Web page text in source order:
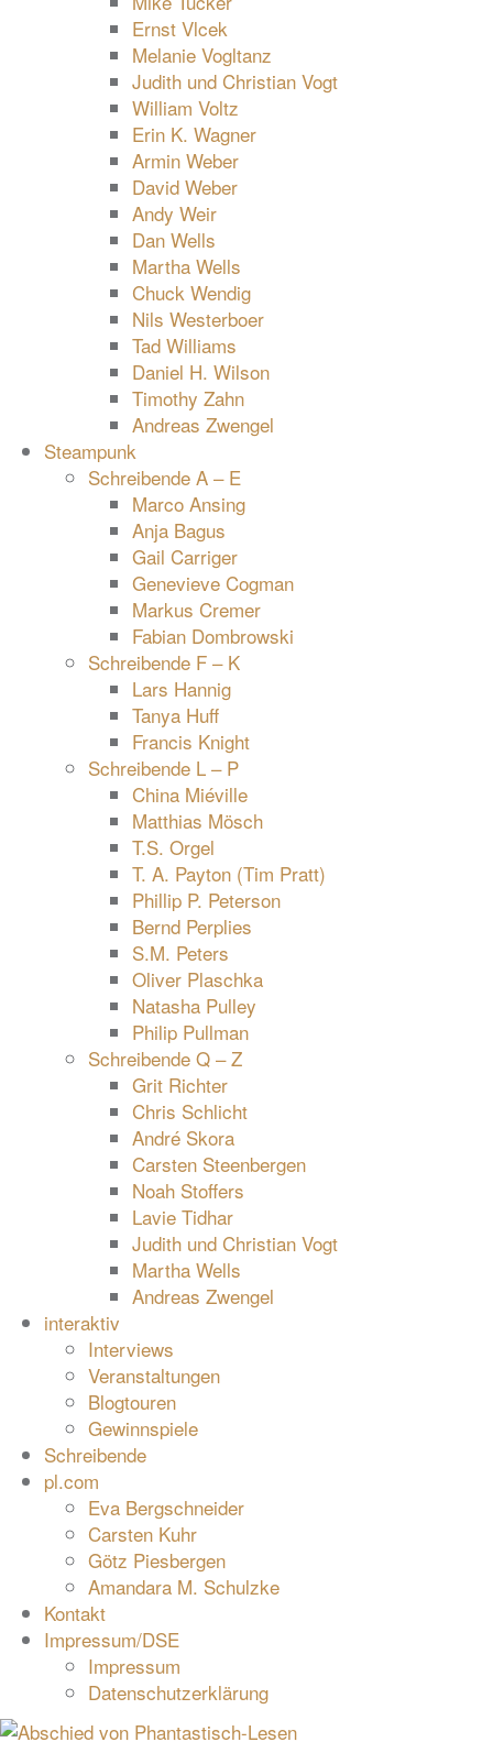
Ernst Vlcek
Melanie Vogltanz
Judith und Christian Vogt
William Voltz
Erin K. Wagner
Armin Weber
David Weber
Andy Weir
Dan Wells
Martha Wells
Chuck Wendig
Nils Westerboer
Tad Williams
Daniel H. Wilson
Timothy Zahn
Andreas Zwengel
Steampunk
Schreibende A – E
Marco Ansing
Anja Bagus
Gail Carriger
Genevieve Cogman
Markus Cremer
Fabian Dombrowski
Schreibende F – K
Lars Hannig
Tanya Huff
Francis Knight
Schreibende L – P
China Miéville
Matthias Mösch
T.S. Orgel
T. A. Payton (Tim Pratt)
Phillip P. Peterson
Bernd Perplies
S.M. Peters
Oliver Plaschka
Natasha Pulley
Philip Pullman
Schreibende Q – Z
Grit Richter
Chris Schlicht
André Skora
Carsten Steenbergen
Noah Stoffers
Lavie Tidhar
Judith und Christian Vogt
Martha Wells
Andreas Zwengel
interaktiv
Interviews
Veranstaltungen
Blogtouren
Gewinnspiele
Schreibende
pl.com
Eva Bergschneider
Carsten Kuhr
Götz Piesbergen
Amandara M. Schulzke
Kontakt
Impressum/DSE
Impressum
Datenschutzerklärung